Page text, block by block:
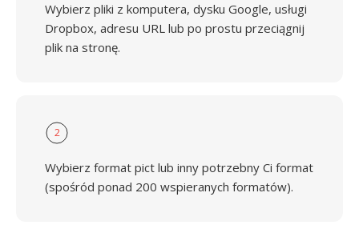
Wybierz pliki z komputera, dysku Google, usługi
Dropbox, adresu URL lub po prostu przeciągnij
plik na stronę.
2
Wybierz format pict lub inny potrzebny Ci format
(spośród ponad 200 wspieranych formatów).